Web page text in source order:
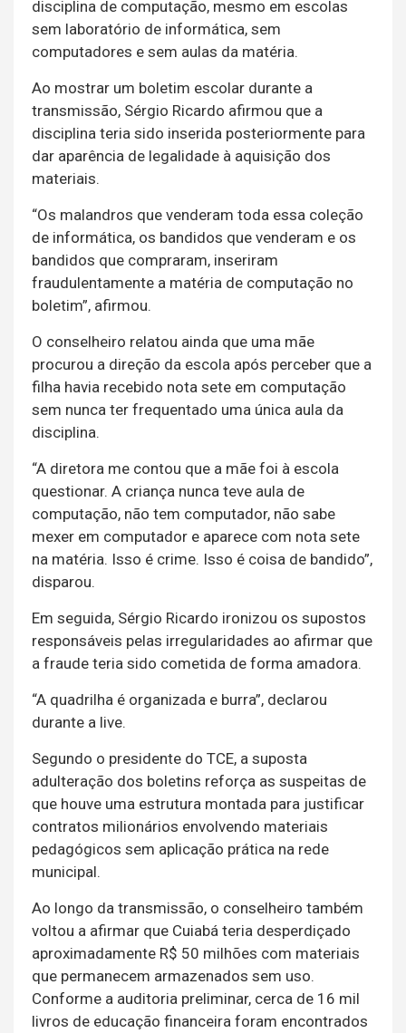
disciplina de computação, mesmo em escolas
sem laboratório de informática, sem
computadores e sem aulas da matéria.
Ao mostrar um boletim escolar durante a
transmissão, Sérgio Ricardo afirmou que a
disciplina teria sido inserida posteriormente para
dar aparência de legalidade à aquisição dos
materiais.
“Os malandros que venderam toda essa coleção
de informática, os bandidos que venderam e os
bandidos que compraram, inseriram
fraudulentamente a matéria de computação no
boletim”, afirmou.
O conselheiro relatou ainda que uma mãe
procurou a direção da escola após perceber que a
filha havia recebido nota sete em computação
sem nunca ter frequentado uma única aula da
disciplina.
“A diretora me contou que a mãe foi à escola
questionar. A criança nunca teve aula de
computação, não tem computador, não sabe
mexer em computador e aparece com nota sete
na matéria. Isso é crime. Isso é coisa de bandido”,
disparou.
Em seguida, Sérgio Ricardo ironizou os supostos
responsáveis pelas irregularidades ao afirmar que
a fraude teria sido cometida de forma amadora.
“A quadrilha é organizada e burra”, declarou
durante a live.
Segundo o presidente do TCE, a suposta
adulteração dos boletins reforça as suspeitas de
que houve uma estrutura montada para justificar
contratos milionários envolvendo materiais
pedagógicos sem aplicação prática na rede
municipal.
Ao longo da transmissão, o conselheiro também
voltou a afirmar que Cuiabá teria desperdiçado
aproximadamente R$ 50 milhões com materiais
que permanecem armazenados sem uso.
Conforme a auditoria preliminar, cerca de 16 mil
livros de educação financeira foram encontrados